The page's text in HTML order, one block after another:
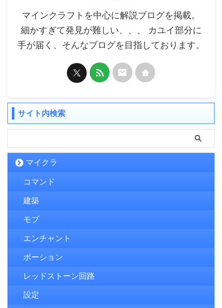
マインクラフトを中心に解説ブログを掲載。
細かすぎて発見が難しい、、、 カユイ部分に
手が届く、そんなブログを目指しております。
サイト内検索
マイクラ
コマンド
建築
モブ
エンチャント
ポーション
レッドストーン回路
設定